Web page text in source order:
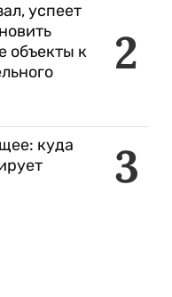
2
успеет
объекты к
3
куда